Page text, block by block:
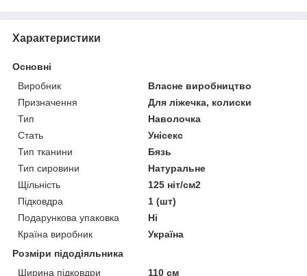
Характеристики
Основні
Виробник
Власне виробництво
Призначення
Для ліжечка, колиски
Тип
Наволочка
Стать
Унісекс
Тип тканини
Бязь
Тип сировини
Натуральне
Щільність
125 ніт/см2
Підковдра
1 (шт)
Подарункова упаковка
Ні
Країна виробник
Україна
Розміри підодіяльника
Ширина підковдри
110 см